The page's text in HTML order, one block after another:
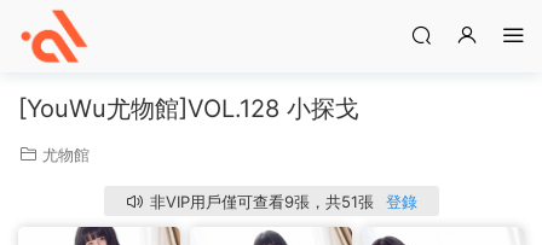
[YouWu尤物館]VOL.128 小探戈
尤物館
非VIP用戶僅可查看9張，共51張 登錄